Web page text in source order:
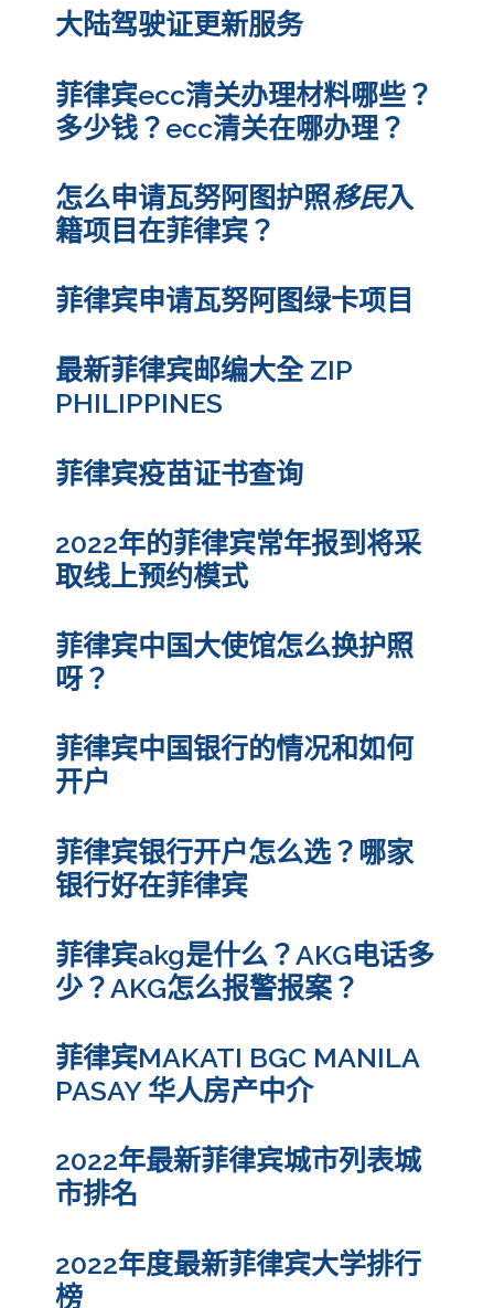
大陆驾驶证更新服务
菲律宾ecc清关办理材料哪些？
多少钱？ecc清关在哪办理？
怎么申请瓦努阿图护照移民入
籍项目在菲律宾？
菲律宾申请瓦努阿图绿卡项目
最新菲律宾邮编大全 ZIP
PHILIPPINES
菲律宾疫苗证书查询
2022年的菲律宾常年报到将采
取线上预约模式
菲律宾中国大使馆怎么换护照
呀？
菲律宾中国银行的情况和如何
开户
菲律宾银行开户怎么选？哪家
银行好在菲律宾
菲律宾akg是什么？AKG电话多
少？AKG怎么报警报案？
菲律宾MAKATI BGC MANILA
PASAY 华人房产中介
2022年最新菲律宾城市列表城
市排名
2022年度最新菲律宾大学排行
榜